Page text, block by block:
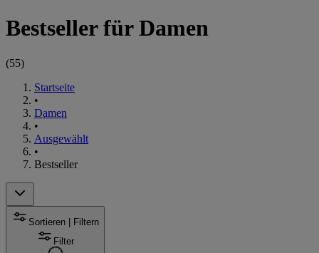
Bestseller für Damen
(55)
Startseite
•
Damen
•
Ausgewählt
•
Bestseller
Sortieren | Filtern
Filter